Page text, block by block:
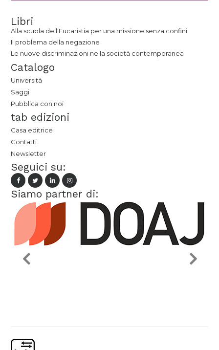
Libri
Alla scuola dell'Eucaristia per una missione senza confini
Il problema della negazione
Le nuove discriminazioni nella società contemporanea
Catalogo
Università
Saggi
Pubblica con noi
tab edizioni
Casa editrice
Contatti
Newsletter
Seguici su:
Siamo partner di: